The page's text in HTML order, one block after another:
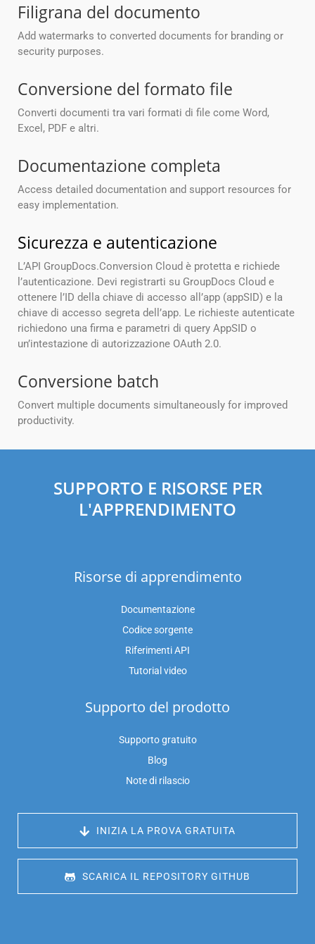
Filigrana del documento
Add watermarks to converted documents for branding or
security purposes.
Conversione del formato file
Converti documenti tra vari formati di file come Word,
Excel, PDF e altri.
Documentazione completa
Access detailed documentation and support resources for
easy implementation.
Sicurezza e autenticazione
L’API GroupDocs.Conversion Cloud è protetta e richiede
l’autenticazione. Devi registrarti su GroupDocs Cloud e
ottenere l’ID della chiave di accesso all’app (appSID) e la
chiave di accesso segreta dell’app. Le richieste autenticate
richiedono una firma e parametri di query AppSID o
un’intestazione di autorizzazione OAuth 2.0.
Conversione batch
Convert multiple documents simultaneously for improved
productivity.
SUPPORTO E RISORSE PER
L'APPRENDIMENTO
Risorse di apprendimento
Documentazione
Codice sorgente
Riferimenti API
Tutorial video
Supporto del prodotto
Supporto gratuito
Blog
Note di rilascio
INIZIA LA PROVA GRATUITA
SCARICA IL REPOSITORY GITHUB